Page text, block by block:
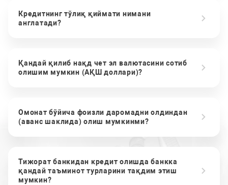
Кредитнинг тўлиқ қиймати нимани
англатади?
Қандай қилиб нақд чет эл валютасини сотиб
олишим мумкин (АҚШ доллари)?
Омонат бўйича фоизли даромадни олдиндан
(аванс шаклида) олиш мумкинми?
Тижорат банкидан кредит олишда банкка
қандай таъминот турларини тақдим этиш
мумкин?